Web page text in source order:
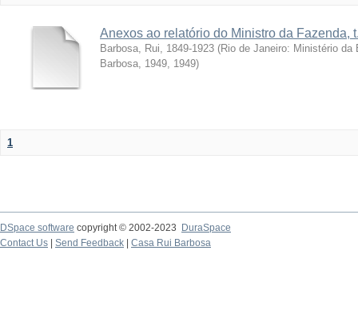
Anexos ao relatório do Ministro da Fazenda,
Barbosa, Rui, 1849-1923 (Rio de Janeiro: Ministério
Barbosa, 1949, 1949)
1
DSpace software copyright © 2002-2023
DuraSpace
Contact Us
Send Feedback Casa Rui Barbosa